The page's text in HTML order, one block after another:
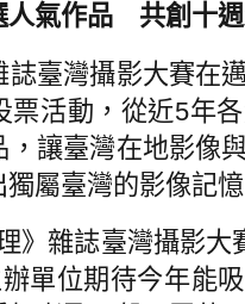
人氣作品 共創十
誌臺灣攝影大賽在
票活動，從近5年
，讓臺灣在地影像
屬臺灣的影像記
》雜誌臺灣攝影大
辦單位期待今年能